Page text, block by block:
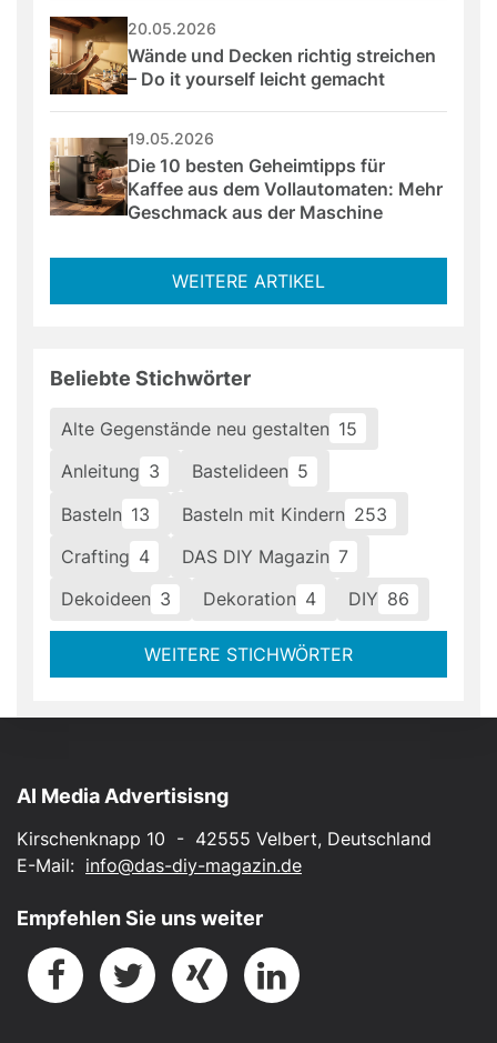
20.05.2026
Wände und Decken richtig streichen
– Do it yourself leicht gemacht
19.05.2026
Die 10 besten Geheimtipps für
Kaffee aus dem Vollautomaten: Mehr
Geschmack aus der Maschine
WEITERE ARTIKEL
Beliebte Stichwörter
Alte Gegenstände neu gestalten 15
Anleitung 3 Bastelideen 5
Basteln 13 Basteln mit Kindern 253
Crafting 4 DAS DIY Magazin 7
Dekoideen 3 Dekoration 4 DIY 86
WEITERE STICHWÖRTER
AI Media Advertisisng
Kirschenknapp 10 - 42555 Velbert, Deutschland
E-Mail: info@das-diy-magazin.de
Empfehlen Sie uns weiter